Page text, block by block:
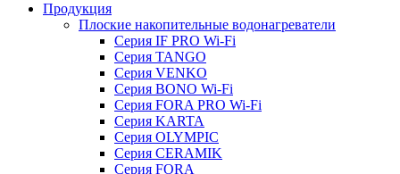
Продукция
Плоские накопительные водонагреватели
Серия IF PRO Wi-Fi
Серия TANGO
Серия VENKO
Серия BONO Wi-Fi
Серия FORA PRO Wi-Fi
Серия KARTA
Серия OLYMPIC
Серия CERAMIK
Серия FORA